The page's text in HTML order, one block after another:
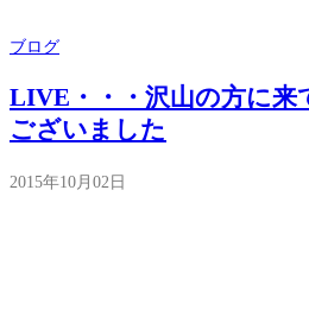
ブログ
LIVE・・・沢山の方に来
ございました
2015年10月02日